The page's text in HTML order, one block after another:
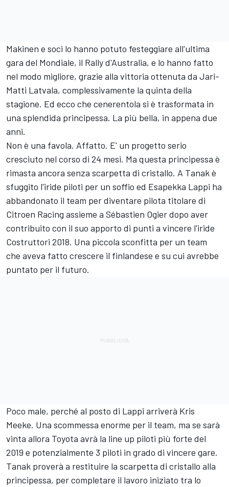
Makinen e soci lo hanno potuto festeggiare all'ultima
gara del Mondiale, il Rally d'Australia, e lo hanno fatto
nel modo migliore, grazie alla vittoria ottenuta da Jari-
Matti Latvala, complessivamente la quinta della
stagione. Ed ecco che cenerentola si è trasformata in
una splendida principessa. La più bella, in appena due
anni.
Non è una favola. Affatto. E' un progetto serio
cresciuto nel corso di 24 mesi. Ma questa principessa è
rimasta ancora senza scarpetta di cristallo. A Tanak è
sfuggito l'iride piloti per un soffio ed Esapekka Lappi ha
abbandonato il team per diventare pilota titolare di
Citroen Racing assieme a Sébastien Ogier dopo aver
contribuito con il suo apporto di punti a vincere l'iride
Costruttori 2018. Una piccola sconfitta per un team
che aveva fatto crescere il finlandese e su cui avrebbe
puntato per il futuro.
Poco male, perché al posto di Lappi arriverà Kris
Meeke. Una scommessa enorme per il team, ma se sarà
vinta allora Toyota avrà la line up piloti più forte del
2019 e potenzialmente 3 piloti in grado di vincere gare.
Tanak proverà a restituire la scarpetta di cristallo alla
principessa, per completare il lavoro iniziato tra lo